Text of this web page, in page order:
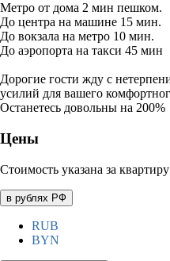
Метро от дома 2 мин пешком.
До центра на машине 15 мин.
До вокзала на метро 10 мин.
До аэропорта на такси 45 мин
Дорогие гости жду с
усилий для вашего
Останетесь довольны на 200%
Цены
Стоимость указана за
в рублях РФ
RUB
BYN